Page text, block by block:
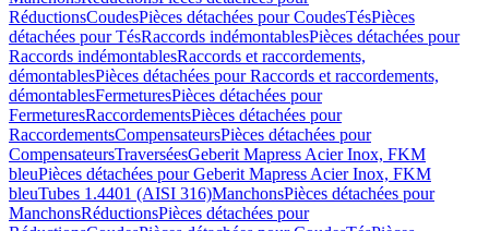
RéductionsCoudesPièces détachées pour CoudesTésPièces
détachées pour TésRaccords indémontablesPièces détachées pour
Raccords indémontablesRaccords et raccordements,
démontablesPièces détachées pour Raccords et raccordements,
démontablesFermeturesPièces détachées pour
FermeturesRaccordementsPièces détachées pour
RaccordementsCompensateursPièces détachées pour
CompensateursTraverséesGeberit Mapress Acier Inox, FKM
bleuPièces détachées pour Geberit Mapress Acier Inox, FKM
bleuTubes 1.4401 (AISI 316)ManchonsPièces détachées pour
ManchonsRéductionsPièces détachées pour